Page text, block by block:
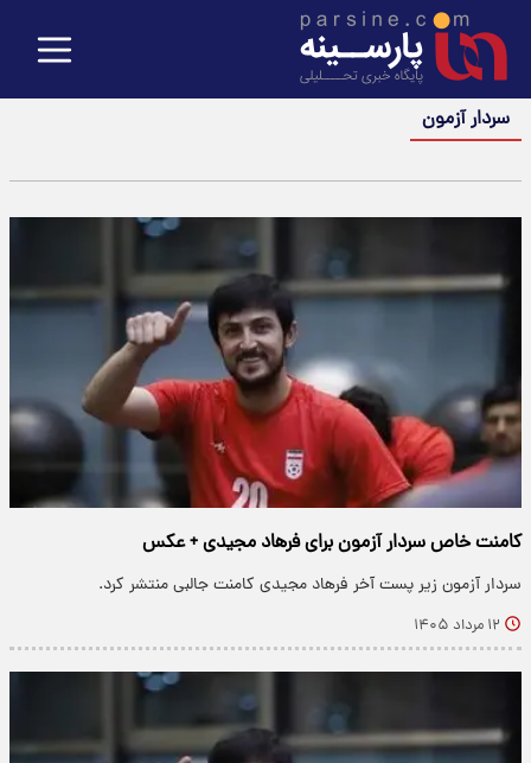
سردار آزمون
کامنت خاص سردار آزمون برای فرهاد مجیدی + عکس
سردار آزمون زیر پست آخر فرهاد مجیدی کامنت جالبی منتشر کرد.
۱۲ مرداد ۱۴۰۵